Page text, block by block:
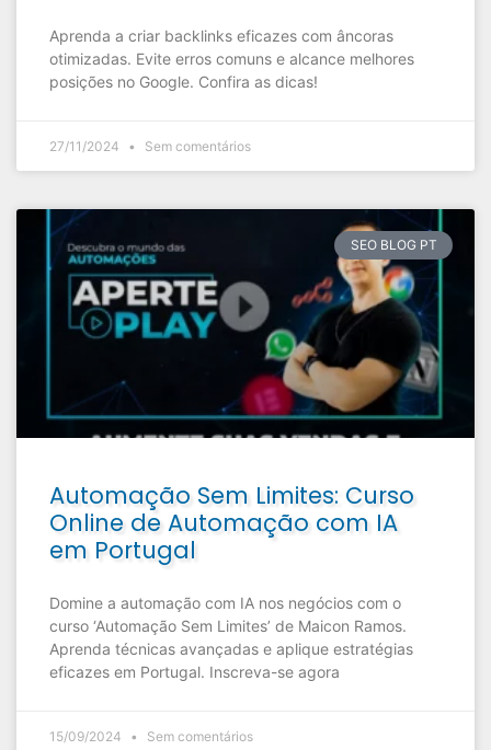
Aprenda a criar backlinks eficazes com âncoras
otimizadas. Evite erros comuns e alcance melhores
posições no Google. Confira as dicas!
27/11/2024 Sem comentários
SEO BLOG PT
Automação Sem Limites: Curso
Online de Automação com IA
em Portugal
Domine a automação com IA nos negócios com o
curso ‘Automação Sem Limites’ de Maicon Ramos.
Aprenda técnicas avançadas e aplique estratégias
eficazes em Portugal. Inscreva-se agora
15/09/2024 Sem comentários